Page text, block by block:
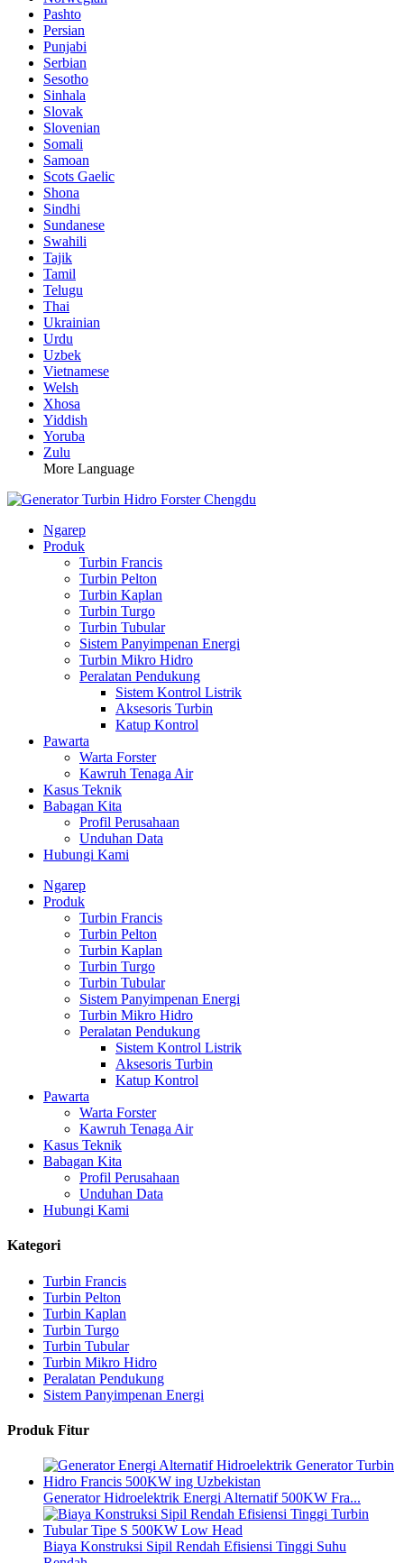
Pashto
Persian
Punjabi
Serbian
Sesotho
Sinhala
Slovak
Slovenian
Somali
Samoan
Scots Gaelic
Shona
Sindhi
Sundanese
Swahili
Tajik
Tamil
Telugu
Thai
Ukrainian
Urdu
Uzbek
Vietnamese
Welsh
Xhosa
Yiddish
Yoruba
Zulu
More Language
Ngarep
Produk
Turbin Francis
Turbin Pelton
Turbin Kaplan
Turbin Turgo
Turbin Tubular
Sistem Panyimpenan Energi
Turbin Mikro Hidro
Peralatan Pendukung
Sistem Kontrol Listrik
Aksesoris Turbin
Katup Kontrol
Pawarta
Warta Forster
Kawruh Tenaga Air
Kasus Teknik
Babagan Kita
Profil Perusahaan
Unduhan Data
Hubungi Kami
Ngarep
Produk
Turbin Francis
Turbin Pelton
Turbin Kaplan
Turbin Turgo
Turbin Tubular
Sistem Panyimpenan Energi
Turbin Mikro Hidro
Peralatan Pendukung
Sistem Kontrol Listrik
Aksesoris Turbin
Katup Kontrol
Pawarta
Warta Forster
Kawruh Tenaga Air
Kasus Teknik
Babagan Kita
Profil Perusahaan
Unduhan Data
Hubungi Kami
Kategori
Turbin Francis
Turbin Pelton
Turbin Kaplan
Turbin Turgo
Turbin Tubular
Turbin Mikro Hidro
Peralatan Pendukung
Sistem Panyimpenan Energi
Produk Fitur
Generator Hidroelektrik Energi Alternatif 500KW Fra...
Biaya Konstruksi Sipil Rendah Efisiensi Tinggi Suhu